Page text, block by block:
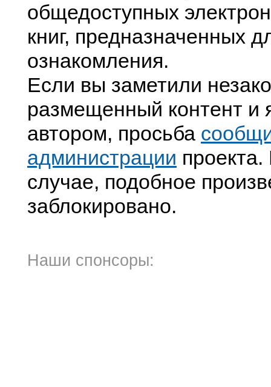
общедоступных
книг, предназначенных
ознакомления.
Если вы заметили
размещенный контент и
автором, просьба
администрации
случае, подобное
заблокировано.
Наши спонсоры: